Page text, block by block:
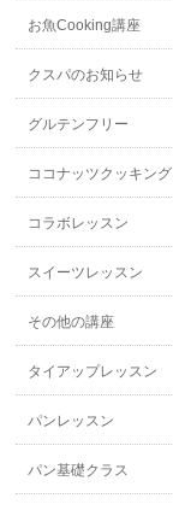
お魚Cooking講座
クスパのお知らせ
グルテンフリー
ココナッツクッキング
コラボレッスン
スイーツレッスン
その他の講座
タイアップレッスン
パンレッスン
パン基礎クラス